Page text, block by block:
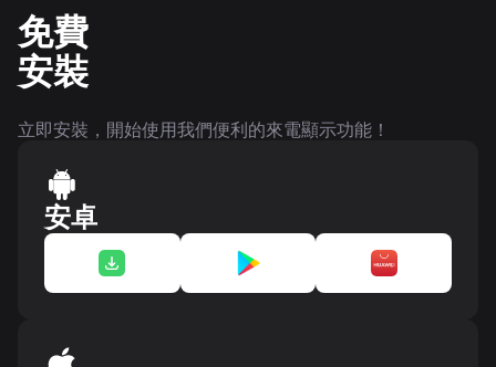
免費
安裝
立即安裝，開始使用我們便利的來電顯示功能！
安卓